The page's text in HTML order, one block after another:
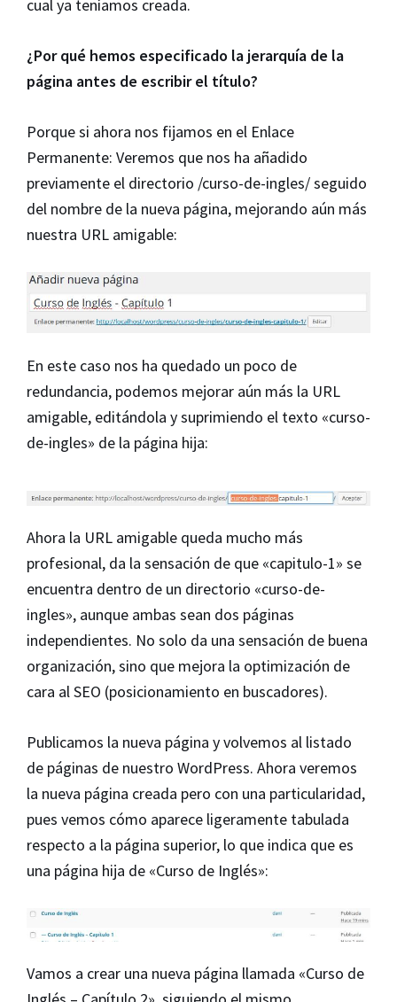
cual ya teníamos creada.
¿Por qué hemos especificado la jerarquía de la
página antes de escribir el título?
Porque si ahora nos fijamos en el Enlace
Permanente: Veremos que nos ha añadido
previamente el directorio /curso-de-ingles/ seguido
del nombre de la nueva página, mejorando aún más
nuestra URL amigable:
En este caso nos ha quedado un poco de
redundancia, podemos mejorar aún más la URL
amigable, editándola y suprimiendo el texto «curso-
de-ingles» de la página hija:
Ahora la URL amigable queda mucho más
profesional, da la sensación de que «capitulo-1» se
encuentra dentro de un directorio «curso-de-
ingles», aunque ambas sean dos páginas
independientes. No solo da una sensación de buena
organización, sino que mejora la optimización de
cara al SEO (posicionamiento en buscadores).
Publicamos la nueva página y volvemos al listado
de páginas de nuestro WordPress. Ahora veremos
la nueva página creada pero con una particularidad,
pues vemos cómo aparece ligeramente tabulada
respecto a la página superior, lo que indica que es
una página hija de «Curso de Inglés»:
Vamos a crear una nueva página llamada «Curso de